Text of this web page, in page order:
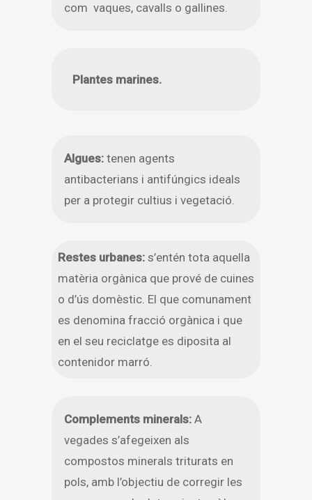
com vaques, cavalls o gallines.
Plantes marines.
Algues: tenen agents
antibacterians i antifúngics ideals
per a protegir cultius i vegetació.
Restes urbanes: s’entén tota aquella
matèria orgànica que prové de cuines
o d’ús domèstic. El que comunament
es denomina fracció orgànica i que
en el seu reciclatge es diposita al
contenidor marró.
Complements minerals: A
vegades s’afegeixen als
compostos minerals triturats en
pols, amb l’objectiu de corregir les